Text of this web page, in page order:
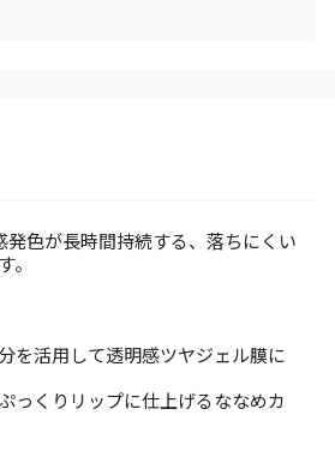
発色が長時間持続する、落ちにくい
。
を活用して透明感ツヤジェル膜に
っくりリップに仕上げるななめカ